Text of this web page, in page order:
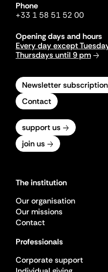
Phone
+33 1 58 51 52 00
Opening days and hours
Every day except
Thursdays until 9 pm
Newsletter subscription
Contact
support us
join us
The institution
Our organisation
Our missions
Contact
Professionals
Corporate support